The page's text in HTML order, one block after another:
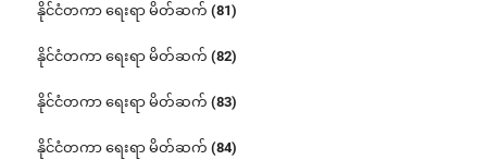
နိုင်ငံတကာ ရေးရာ မိတ်ဆက် (81)
နိုင်ငံတကာ ရေးရာ မိတ်ဆက် (82)
နိုင်ငံတကာ ရေးရာ မိတ်ဆက် (83)
နိုင်ငံတကာ ရေးရာ မိတ်ဆက် (84)